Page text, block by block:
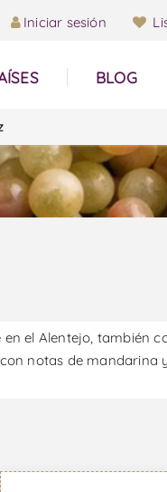
Iniciar sesión
BLOG
el Alentejo, también
notas de mandarina